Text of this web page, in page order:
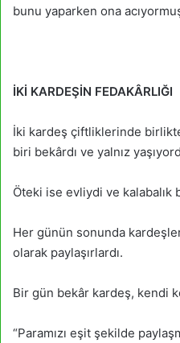
bunu yaparken ona
İKİ KARDEŞİN FEDAKÂRLIĞI
İki kardeş çiftliklerinde
biri bekârdı ve yalnız
Öteki ise evliydi ve kalabalık
Her günün sonunda
olarak paylaşırlardı.
Bir gün bekâr kardeş, kendi
“Paramızı eşit şekilde